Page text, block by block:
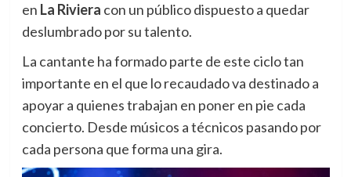
en La Riviera con un público dispuesto a quedar
deslumbrado por su talento.
La cantante ha formado parte de este ciclo tan
importante en el que lo recaudado va destinado a
apoyara quienes trabajan en poner en pie cada
concierto. Desde músicos a técnicos pasando por
cada persona que forma una gira.